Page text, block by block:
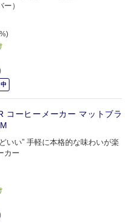
）
）
コーヒーメーカー マットブラ
いい” 手軽に本格的な味わいが楽
カー
）